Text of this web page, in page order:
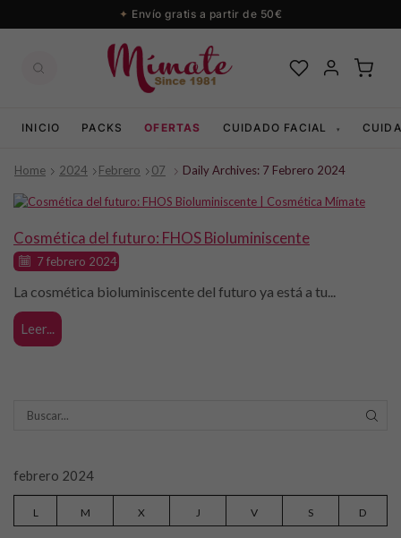
Envío gratis a partir de 50€
INICIO PACKS OFERTAS CUIDADO FACIAL ▾
Home 2024 Febrero 07 Daily Archives: 7 Febrero 2024
Beauty
Cosmética del futuro: FHOS Bioluminiscente
7 febrero 2024
La cosmética bioluminiscente del futuro ya está a tu...
Leer...
febrero 2024
L M X J V S D